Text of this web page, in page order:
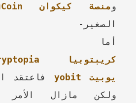
ومنصة كيكوان
الصغير-
كريبتوبيا
يوبيت yobit
فاعتقد
ولكن مازال